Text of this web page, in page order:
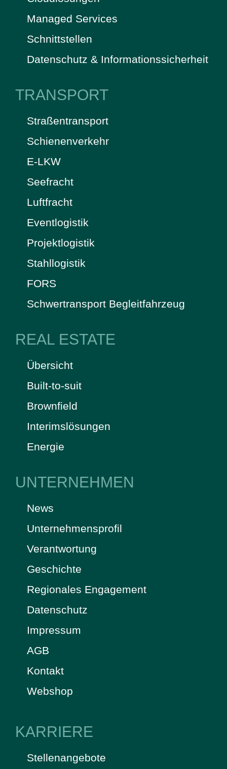
Managed Services
Schnittstellen
Datenschutz & Informationssicherheit
TRANSPORT
Straßentransport
Schienenverkehr
E-LKW
Seefracht
Luftfracht
Eventlogistik
Projektlogistik
Stahllogistik
FORS
Schwertransport Begleitfahrzeug
REAL ESTATE
Übersicht
Built-to-suit
Brownfield
Interimslösungen
Energie
UNTERNEHMEN
News
Unternehmensprofil
Verantwortung
Geschichte
Regionales Engagement
Datenschutz
Impressum
AGB
Kontakt
Webshop
KARRIERE
Stellenangebote